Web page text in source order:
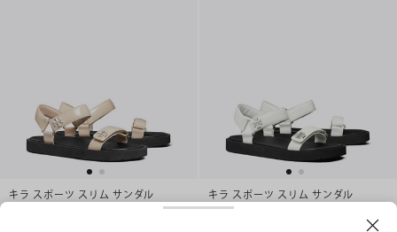
キラ スポーツ スリム サンダル
キラ スポーツ スリム サンダル
¥ 51,700